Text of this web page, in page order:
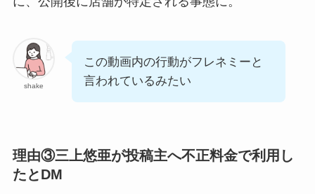
shake
この動画内の行動がフレネミーと
言われているみたい
理由③三上悠亜が投稿主へ不正料金で利用し
たとDM